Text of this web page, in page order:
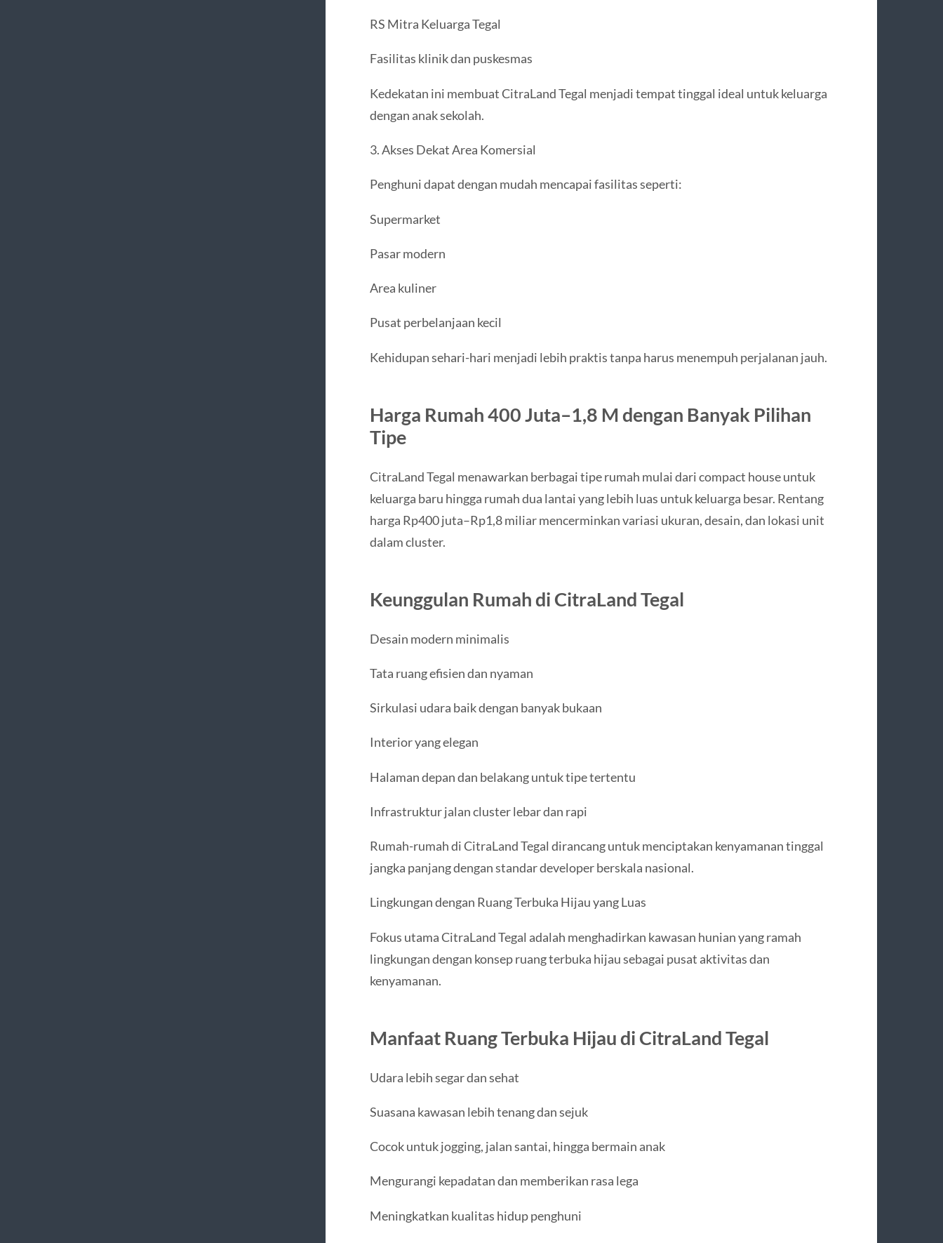
RS Mitra Keluarga Tegal
Fasilitas klinik dan puskesmas
Kedekatan ini membuat CitraLand Tegal menjadi tempat tinggal ideal untuk keluarga
dengan anak sekolah.
3. Akses Dekat Area Komersial
Penghuni dapat dengan mudah mencapai fasilitas seperti:
Supermarket
Pasar modern
Area kuliner
Pusat perbelanjaan kecil
Kehidupan sehari-hari menjadi lebih praktis tanpa harus menempuh perjalanan jauh.
Harga Rumah 400 Juta–1,8 M dengan Banyak Pilihan
Tipe
CitraLand Tegal menawarkan berbagai tipe rumah mulai dari compact house untuk
keluarga baru hingga rumah dua lantai yang lebih luas untuk keluarga besar. Rentang
harga Rp400 juta–Rp1,8 miliar mencerminkan variasi ukuran, desain, dan lokasi unit
dalam cluster.
Keunggulan Rumah di CitraLand Tegal
Desain modern minimalis
Tata ruang efisien dan nyaman
Sirkulasi udara baik dengan banyak bukaan
Interior yang elegan
Halaman depan dan belakang untuk tipe tertentu
Infrastruktur jalan cluster lebar dan rapi
Rumah-rumah di CitraLand Tegal dirancang untuk menciptakan kenyamanan tinggal
jangka panjang dengan standar developer berskala nasional.
Lingkungan dengan Ruang Terbuka Hijau yang Luas
Fokus utama CitraLand Tegal adalah menghadirkan kawasan hunian yang ramah
lingkungan dengan konsep ruang terbuka hijau sebagai pusat aktivitas dan
kenyamanan.
Manfaat Ruang Terbuka Hijau di CitraLand Tegal
Udara lebih segar dan sehat
Suasana kawasan lebih tenang dan sejuk
Cocok untuk jogging, jalan santai, hingga bermain anak
Mengurangi kepadatan dan memberikan rasa lega
Meningkatkan kualitas hidup penghuni